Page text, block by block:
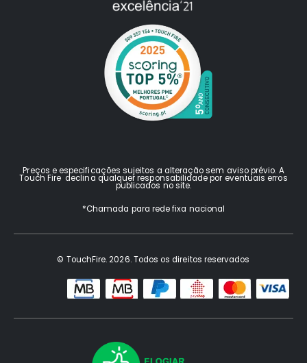
Preços e especificações sujeitos a alteração sem aviso prévio. A
Touch Fire declina qualquer responsabilidade por eventuais erros
publicados no site.
*Chamada para rede fixa nacional
© TouchFire. 2026. Todos os direitos reservados